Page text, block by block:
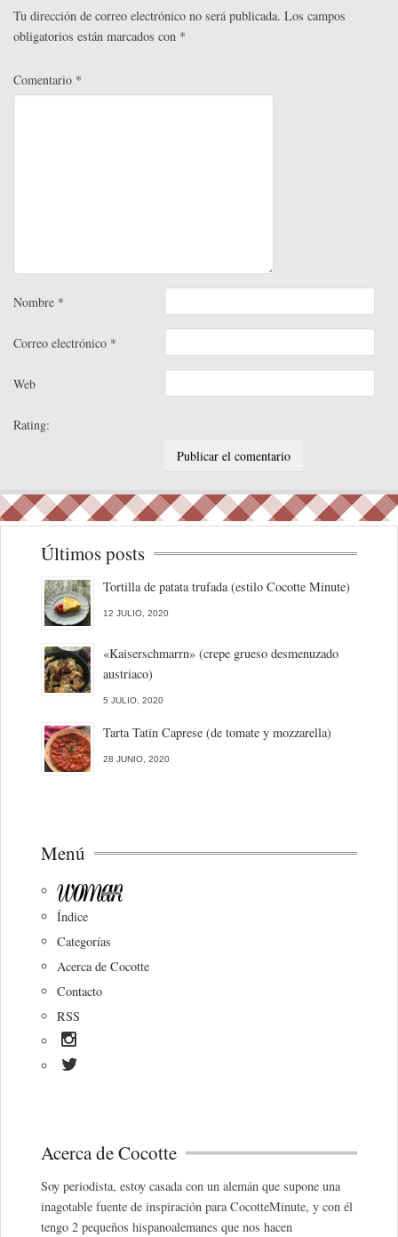
r
Tu dirección de correo electrónico no será publicada. Los campos
obligatorios están marcados con *
Comentario *
Nombre *
Correo electrónico *
Web
Rating:
Últimos posts
Tortilla de patata trufada (estilo Cocotte Minute)
12 JULIO, 2020
«Kaiserschmarrn» (crepe grueso desmenuzado
austriaco)
5 JULIO, 2020
Tarta Tatin Caprese (de tomate y mozzarella)
28 JUNIO, 2020
Menú
Índice
Categorías
Acerca de Cocotte
Contacto
RSS
Acerca de Cocotte
Soy periodista, estoy casada con un alemán que supone una
inagotable fuente de inspiración para CocotteMinute, y con él
tengo 2 pequeños hispanoalemanes que nos hacen